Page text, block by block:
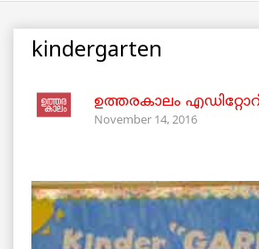
kindergarten
ഉത്തരകാലം
November 14, 2016